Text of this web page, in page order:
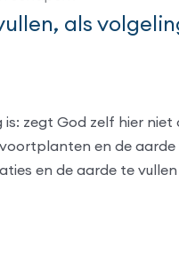
als
zegt God zelf hier
en de aarde
en de aarde te